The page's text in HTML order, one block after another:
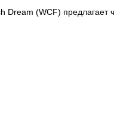
(WCF) предлагает